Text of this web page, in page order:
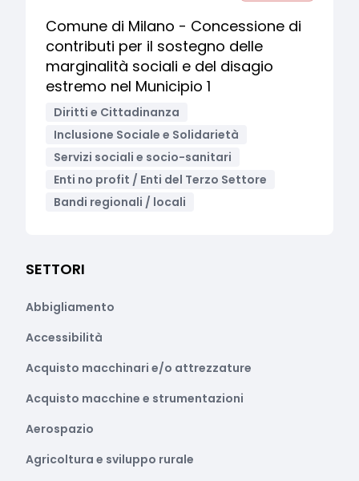
Comune di Milano - Concessione di
contributi per il sostegno delle
marginalità sociali e del disagio
estremo nel Municipio 1
Diritti e Cittadinanza
Inclusione Sociale e Solidarietà
Servizi sociali e socio-sanitari
Enti no profit / Enti del Terzo Settore
Bandi regionali / locali
SETTORI
Abbigliamento
Accessibilità
Acquisto macchinari e/o attrezzature
Acquisto macchine e strumentazioni
Aerospazio
Agricoltura e sviluppo rurale